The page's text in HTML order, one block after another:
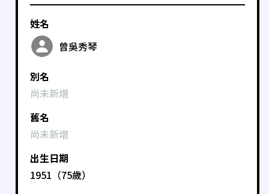
姓名
曾吳秀琴
別名
尚未新增
舊名
尚未新增
出生日期
1951（75歲）